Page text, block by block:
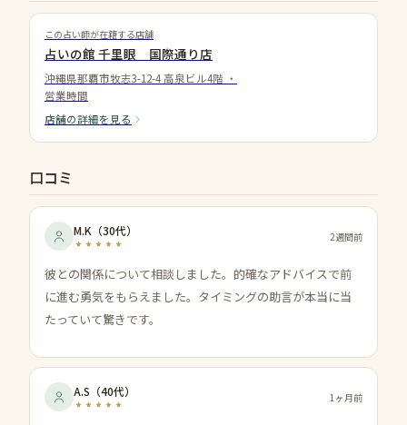
この占い師が在籍する店舗
占いの館 千里眼 国際通り店
沖縄県那覇市牧志3-12-4 高泉ビル4階 ・
営業時間
店舗の詳細を見る
口コミ
M.K （30代） 2週間前
彼との関係について相談しました。的確なアドバイスで前
に進む勇気をもらえました。タイミングの助言が本当に当
たっていて驚きです。
A.S （40代） 1ヶ月前